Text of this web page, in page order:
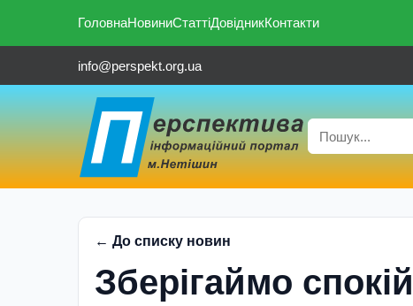
ГоловнаНовиниСтаттіДовідникКонтакти
info@perspekt.org.ua
← До списку новин
Зберігаймо